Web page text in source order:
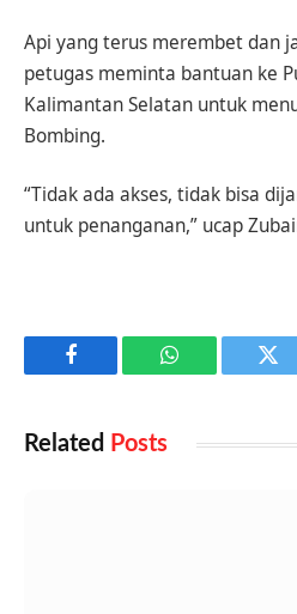
Api yang terus merembet dan
petugas meminta bantuan ke
Kalimantan Selatan untuk
Bombing.
“Tidak ada akses, tidak bisa
untuk penanganan,” ucap
Facebook WhatsApp
Related Posts